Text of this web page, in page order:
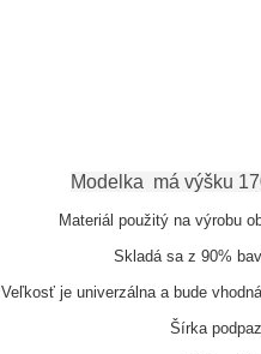
Modelka má výšku
Materiál použitý na výrobu
Skladá sa z 90%
Veľkosť je univerzálna a bude
Šírka